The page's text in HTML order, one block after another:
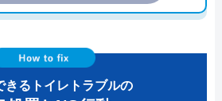
きるトイレトラブルの